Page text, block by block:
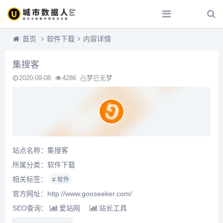
首页 软件下载 内容详情
集搜客
2020-09-08 4286 梦已无梦
站点名称：集搜客
所属分类： 软件下载
相关标签：
# 软件
官方网址：http://www.gooseeker.com/
SEO查询：
爱站网 站长工具